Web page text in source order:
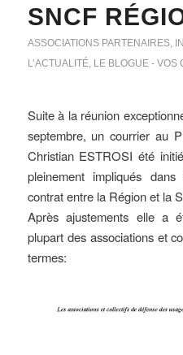
SNCF
ASSOCIATIONS PARTENAIRES,
L’ACTUALITÉ, LE BLOGUE - VOS
Suite à la réunion
septembre, un courrier au
Christian ESTROSI été
pleinement impliqués
contrat entre la Région et la
Après ajustements elle a
plupart des associations et
termes: